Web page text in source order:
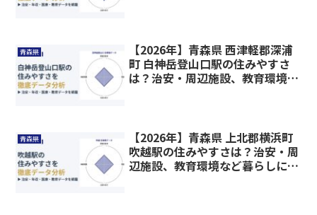
青森県
【2026年】青森県 西津軽郡深浦
町 白神岳登山口駅の住みやすさ
は？治安・周辺施設、教育環境な
青森県
【2026年】青森県 上北郡横浜町
吹越駅の住みやすさは？治安・周
辺施設、教育環境など暮らしに関